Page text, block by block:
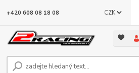
CZK
+420 608 08 18 08